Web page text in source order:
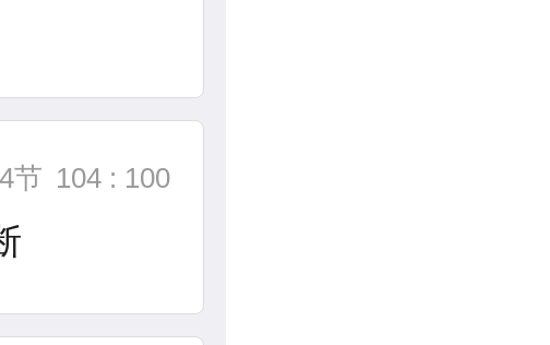
节 104 : 100